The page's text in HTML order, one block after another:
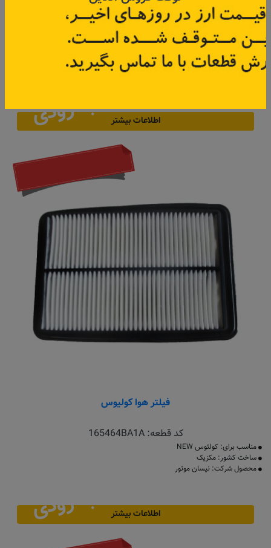
فیلتر اتاق تلیسمان
کد قطعه:272772519R
مناسب برای: تالیسمان
ساخت کشور: کره
محصول شرکت: رنو فرانسه
اطلاعات بیشتر به زودی
فیلتر هوا کولیوس
کد قطعه:165464BA1A
مناسب برای: کولئوس NEW
ساخت کشور: مکزیک
محصول شرکت: نیسان موتور
اطلاعات بیشتر به زودی